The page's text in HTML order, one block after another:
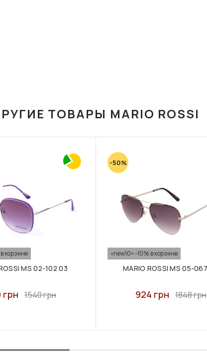
ТОВАРЫ MARIO ROSSI
корзине
MS 02-102 03
грн 1540 грн
-50%
«new10» -10% в корзине
MARIO ROSSI MS 05-
924 грн 1848 грн